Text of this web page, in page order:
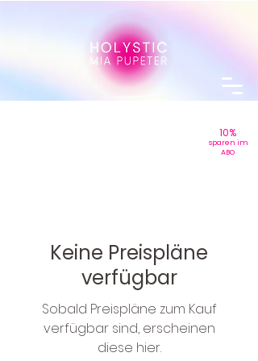
Keine Preispläne
verfügbar
Sobald Preispläne zum Kauf
verfügbar sind, erscheinen
diese hier.
10%
sparen im
ABO